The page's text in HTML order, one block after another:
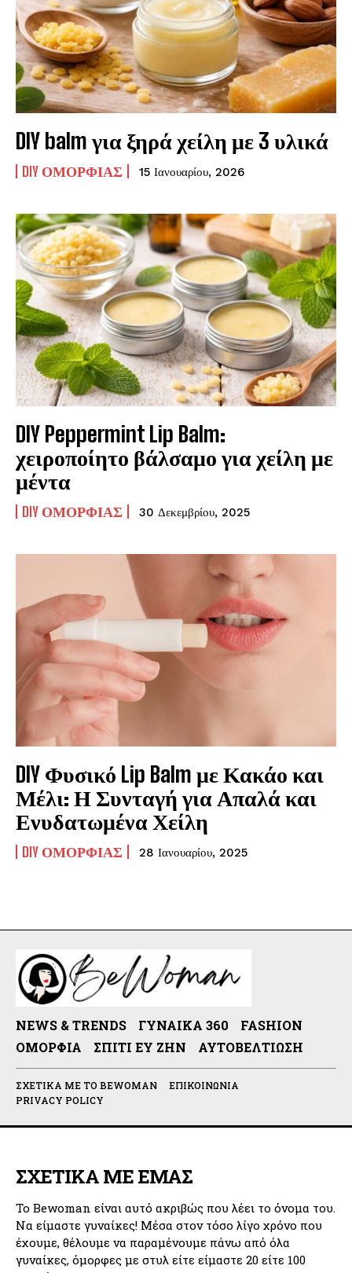
DIY balm για ξηρά χείλη με 3 υλικά
DIY ΟΜΟΡΦΙΆΣ 15 Ιανουαρίου, 2026
DIY Peppermint Lip Balm:
χειροποίητο βάλσαμο για χείλη με
μέντα
DIY ΟΜΟΡΦΙΆΣ 30 Δεκεμβρίου, 2025
DIY Φυσικό Lip Balm με Κακάο και
Μέλι: Η Συνταγή για Απαλά και
Ενυδατωμένα Χείλη
DIY ΟΜΟΡΦΙΆΣ 28 Ιανουαρίου, 2025
NEWS & TRENDS ΓΥΝΑΊΚΑ 360
FASHION
ΟΜΟΡΦΙΆ
ΣΠΊΤΙ ΕΥ ΖΗΝ ΑΥΤΟΒΕΛΤΊΩΣΗ
ΣΧΕΤΙΚΆ ΜΕ ΤΟ BEWOMAN
ΕΠΙΚΟΙΝΩΝΊΑ
PRIVACY POLICY
ΣΧΕΤΙΚΑ ΜΕ ΕΜΑΣ
Το Bewoman είναι αυτό ακριβώς που λέει το όνομα του.
Να είμαστε γυναίκες! Μέσα στον τόσο λίγο χρόνο που
έχουμε, θέλουμε να παραμένουμε πάνω από όλα
γυναίκες, όμορφες με στυλ είτε είμαστε 20 είτε 100